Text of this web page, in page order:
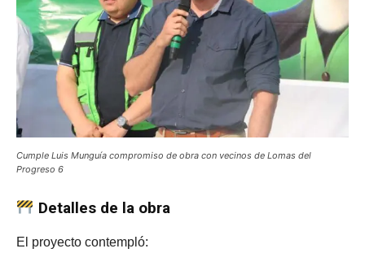
Cumple Luis Munguía compromiso de obra con vecinos de Lomas del
Progreso 6
Detalles de la obra
El proyecto contempló: